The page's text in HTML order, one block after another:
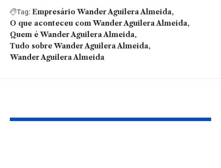
Tag: Empresário Wander Aguilera Almeida
O que aconteceu com Wander Aguilera Almeida
Quem é Wander Aguilera Almeida
Tudo sobre Wander Aguilera Almeida
Wander Aguilera Almeida